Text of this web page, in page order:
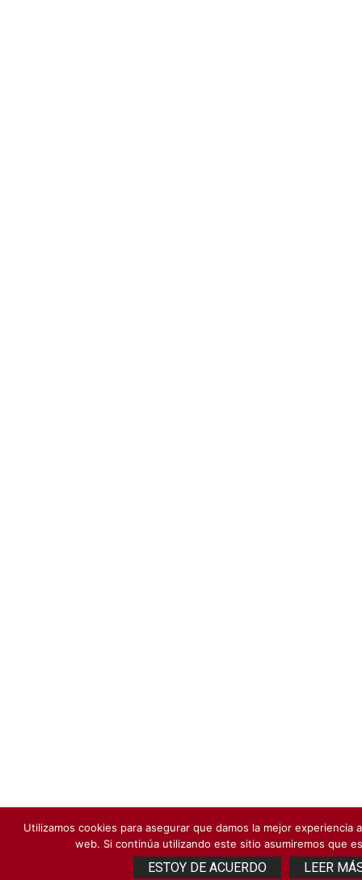
Utilizamos cookies para asegurar que damos la mejor experiencia
web. Si continúa utilizando este sitio asumiremos que
ESTOY DE ACUERDO LEER